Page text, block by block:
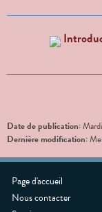
Date de publication:
Dernière modification:
Page d'accueil
Nous contacter